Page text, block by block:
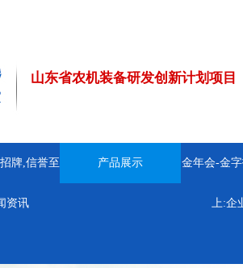
山东省农机装备研发创新计划项目
牌,信誉至
资讯
产品展示 金年会-金
上:企